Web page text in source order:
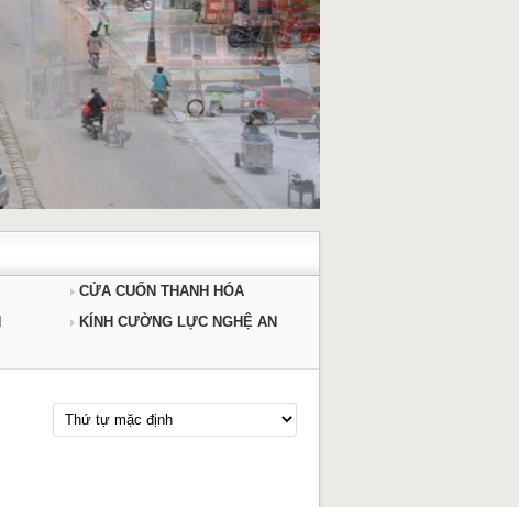
CỬA CUỐN THANH HÓA
KÍNH CƯỜNG LỰC NGHỆ AN